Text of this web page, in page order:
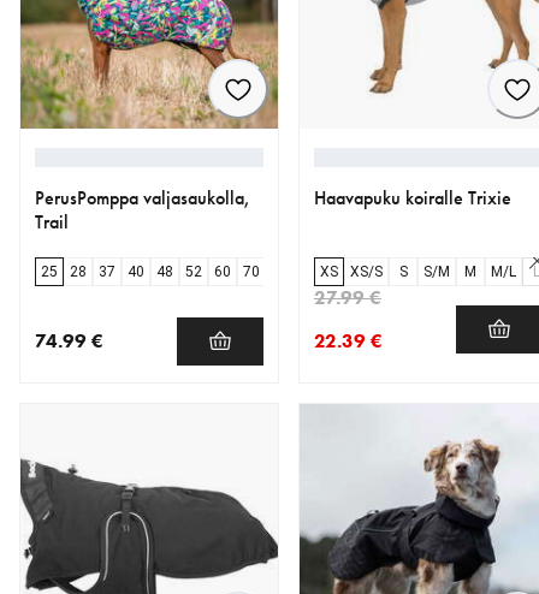
PerusPomppa valjasaukolla,
Trail
25 28 37 40 48 52 60 70
74.99 €
Haavapuku koiralle Trixie
XS XS/S S S/M M M/L L
22.39 €
27.99 €